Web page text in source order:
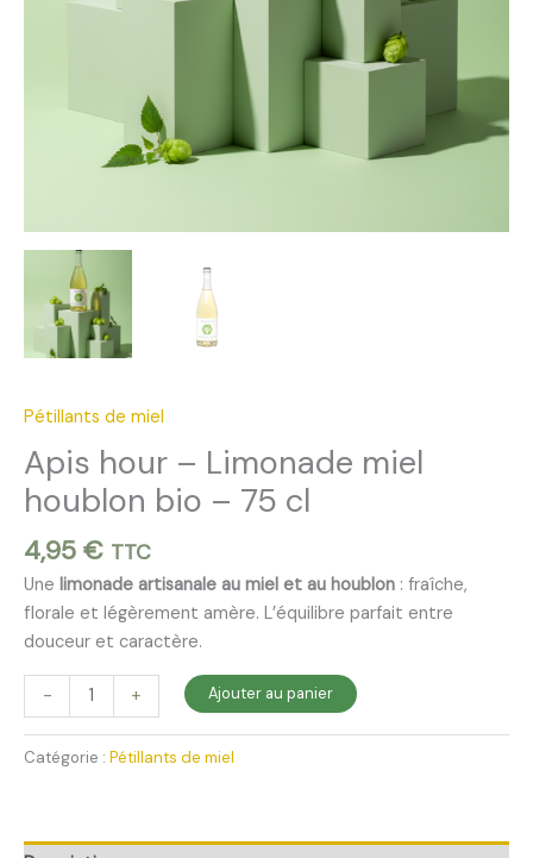
Pétillants de miel
Apis hour – Limonade miel
houblon bio – 75 cl
4,95 € TTC
Une limonade artisanale au miel et au houblon : fraîche,
florale et légèrement amère. L’équilibre parfait entre
douceur et caractère.
-
quantité
de
+ Ajouter au panier
Catégorie : Pétillants de miel